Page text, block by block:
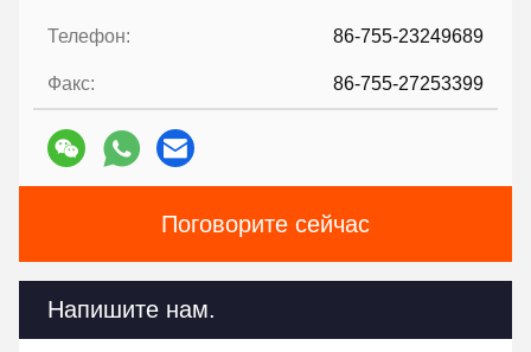
Телефон: 86-755-23249689
Факс: 86-755-27253399
Поговорите сейчас
Напишите нам.